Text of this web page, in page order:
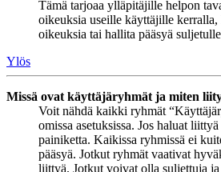
Tämä tarjoaa ylläpitäjille helpon
oikeuksia useille käyttäjille
oikeuksia tai hallita pääsyä
Ylös
Missä ovat käyttäjäryhmät ja miten
Voit nähdä kaikki ryhmät
omissa asetuksissa. Jos haluat
painiketta. Kaikissa ryhmissä ei
pääsyä. Jotkut ryhmät vaativat
liittyä. Jotkut voivat olla suljettuja